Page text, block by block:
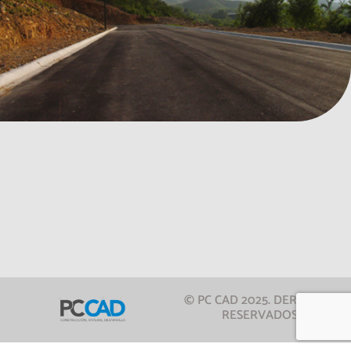
© PC CAD 2025. DERECHOS
RESERVADOS